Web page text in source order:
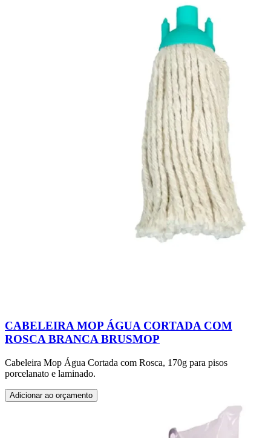
CABELEIRA MOP ÁGUA CORTADA COM
ROSCA BRANCA BRUSMOP
Cabeleira Mop Água Cortada com Rosca, 170g para pisos
porcelanato e laminado.
Adicionar ao orçamento